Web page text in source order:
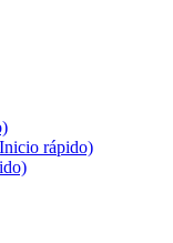
rápido)